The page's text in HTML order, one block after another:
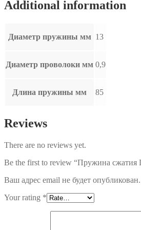
Additional information
Диаметр пружины мм 13
Диаметр проволоки мм 0,9
Длина пружины мм 85
Reviews
There are no reviews yet.
Be the first to review “Пружина
Ваш адрес email не будет опубликован.
Your rating *